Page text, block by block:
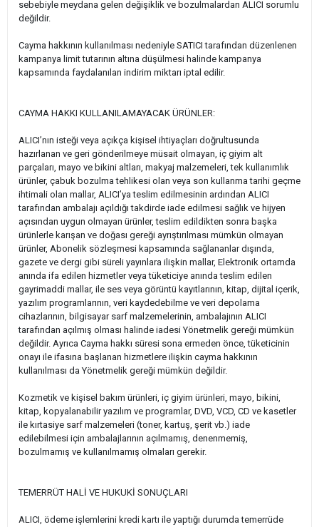
sebebiyle meydana gelen değişiklik ve bozulmalardan ALICI sorumlu
değildir.
Cayma hakkının kullanılması nedeniyle SATICI tarafından düzenlenen
kampanya limit tutarının altına düşülmesi halinde kampanya
kapsamında faydalanılan indirim miktarı iptal edilir.
CAYMA HAKKI KULLANILAMAYACAK ÜRÜNLER:
ALICI’nın isteği veya açıkça kişisel ihtiyaçları doğrultusunda
hazırlanan ve geri gönderilmeye müsait olmayan, iç giyim alt
parçaları, mayo ve bikini altları, makyaj malzemeleri, tek kullanımlık
ürünler, çabuk bozulma tehlikesi olan veya son kullanma tarihi geçme
ihtimali olan mallar, ALICI’ya teslim edilmesinin ardından ALICI
tarafından ambalajı açıldığı takdirde iade edilmesi sağlık ve hijyen
açısından uygun olmayan ürünler, teslim edildikten sonra başka
ürünlerle karışan ve doğası gereği ayrıştırılması mümkün olmayan
ürünler, Abonelik sözleşmesi kapsamında sağlananlar dışında,
gazete ve dergi gibi süreli yayınlara ilişkin mallar, Elektronik ortamda
anında ifa edilen hizmetler veya tüketiciye anında teslim edilen
gayrimaddi mallar, ile ses veya görüntü kayıtlarının, kitap, dijital içerik,
yazılım programlarının, veri kaydedebilme ve veri depolama
cihazlarının, bilgisayar sarf malzemelerinin, ambalajının ALICI
tarafından açılmış olması halinde iadesi Yönetmelik gereği mümkün
değildir. Ayrıca Cayma hakkı süresi sona ermeden önce, tüketicinin
onayı ile ifasına başlanan hizmetlere ilişkin cayma hakkının
kullanılması da Yönetmelik gereği mümkün değildir.
Kozmetik ve kişisel bakım ürünleri, iç giyim ürünleri, mayo, bikini,
kitap, kopyalanabilir yazılım ve programlar, DVD, VCD, CD ve kasetler
ile kırtasiye sarf malzemeleri (toner, kartuş, şerit vb.) iade
edilebilmesi için ambalajlarının açılmamış, denenmemiş,
bozulmamış ve kullanılmamış olmaları gerekir.
TEMERRÜT HALİ VE HUKUKİ SONUÇLARI
ALICI, ödeme işlemlerini kredi kartı ile yaptığı durumda temerrüde